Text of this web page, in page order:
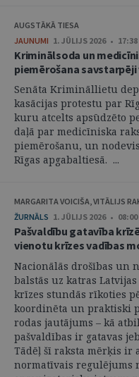
AUGSTĀKĀ TIESA
JAUNUMI 1. JŪLIJS 2026 • 17:38
Kriminālsoda un
piemērošana
Senāta Krimināllietu
kasācijas protestu par
kuru atcelts apsūdzēto
daļā par medicīniska
piemērošanu, un
Rīgas apgabaltiesā. ...
MARGARITA VOICIŠA, VITĀLIJS
ŽURNĀLS 1. JŪLIJS 2026 • 08:00
Pašvaldību gatavība
vienotu krīzes vadības
Nacionālās drošības un
balstās uz katras
krīzes stundās rīkoties
koordinēta un praktiski
rodas jautājums – kā
pašvaldības ir gatavas
Tādēļ šī raksta mērķis ir
normatīvais regulējums